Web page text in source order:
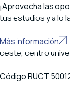
¡Aprovecha las
tus estudios y a lo
Más información
ceste, centro
Código RUCT